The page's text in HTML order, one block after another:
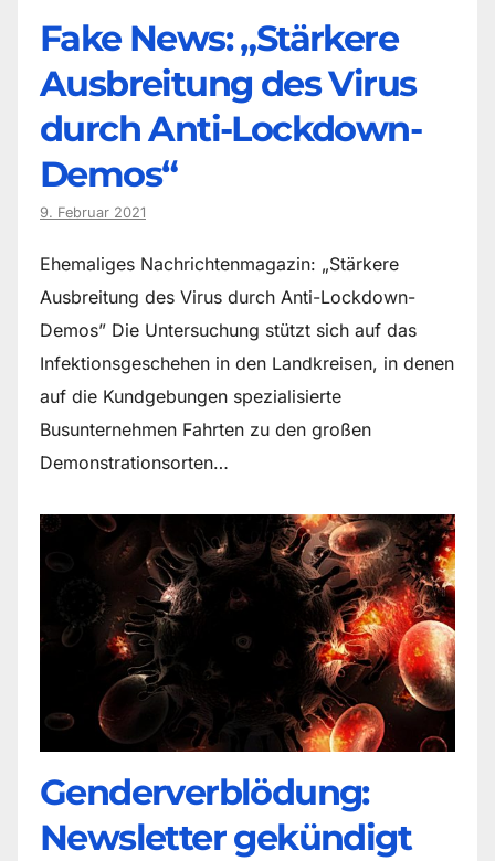
Fake News: „Stärkere
Ausbreitung des Virus
durch Anti-Lockdown-
Demos“
9. Februar 2021
Ehemaliges Nachrichtenmagazin: „Stärkere
Ausbreitung des Virus durch Anti-Lockdown-
Demos” Die Untersuchung stützt sich auf das
Infektionsgeschehen in den Landkreisen, in denen
auf die Kundgebungen spezialisierte
Busunternehmen Fahrten zu den großen
Demonstrationsorten…
Genderverblödung:
Newsletter gekündigt